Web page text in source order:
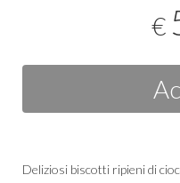
€
Deliziosi biscotti ripieni di